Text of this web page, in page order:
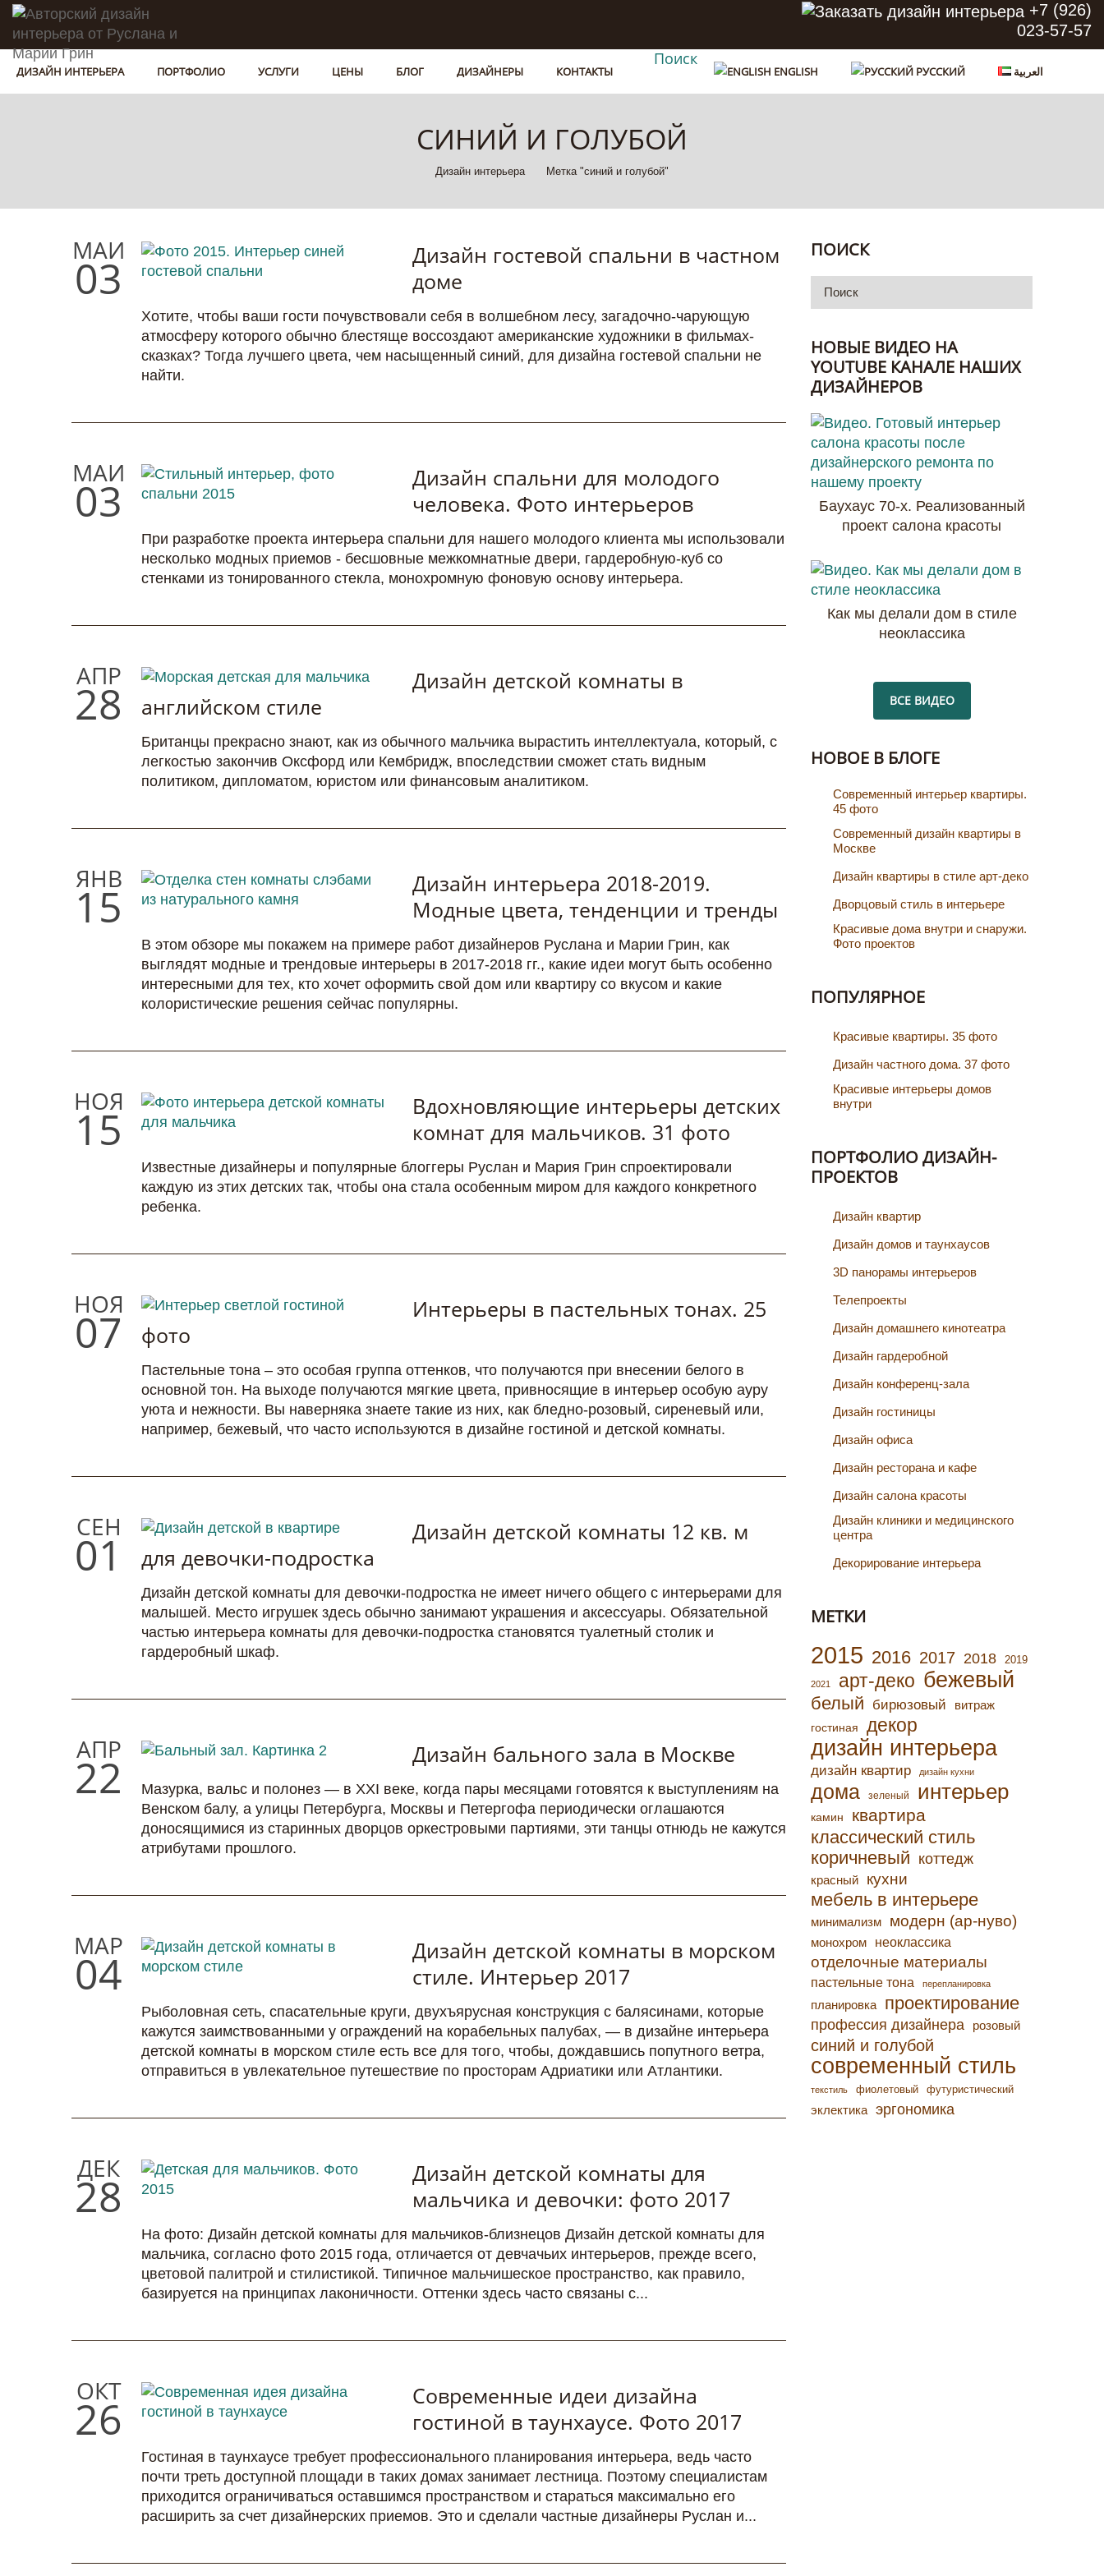
+7 (926)
023-57-57
ДИЗАЙН ИНТЕРЬЕРА ПОРТФОЛИО УСЛУГИ ЦЕНЫ БЛОГ ДИЗАЙНЕРЫ КОНТАКТЫ
Поиск
ENGLISH РУССКИЙ العربية
СИНИЙ И ГОЛУБОЙ
Дизайн интерьера Метка "синий и голубой"
МАЙ
03
Дизайн гостевой спальни в частном
доме
Хотите, чтобы ваши гости почувствовали себя в волшебном лесу, загадочно-чарующую
атмосферу которого обычно блестяще воссоздают американские художники в фильмах-
сказках? Тогда лучшего цвета, чем насыщенный синий, для дизайна гостевой спальни не
найти.
МАЙ
03
Дизайн спальни для молодого
человека. Фото интерьеров
При разработке проекта интерьера спальни для нашего молодого клиента мы использовали
несколько модных приемов - бесшовные межкомнатные двери, гардеробную-куб со
стенками из тонированного стекла, монохромную фоновую основу интерьера.
АПР
28
Дизайн детской комнаты в
английском стиле
Британцы прекрасно знают, как из обычного мальчика вырастить интеллектуала, который, с
легкостью закончив Оксфорд или Кембридж, впоследствии сможет стать видным
политиком, дипломатом, юристом или финансовым аналитиком.
ЯНВ
15
Дизайн интерьера 2018-2019.
Модные цвета, тенденции и тренды
В этом обзоре мы покажем на примере работ дизайнеров Руслана и Марии Грин, как
выглядят модные и трендовые интерьеры в 2017-2018 гг., какие идеи могут быть особенно
интересными для тех, кто хочет оформить свой дом или квартиру со вкусом и какие
колористические решения сейчас популярны.
НОЯ
15
Вдохновляющие интерьеры детских
комнат для мальчиков. 31 фото
Известные дизайнеры и популярные блоггеры Руслан и Мария Грин спроектировали
каждую из этих детских так, чтобы она стала особенным миром для каждого конкретного
ребенка.
НОЯ
07
Интерьеры в пастельных тонах. 25
фото
Пастельные тона – это особая группа оттенков, что получаются при внесении белого в
основной тон. На выходе получаются мягкие цвета, привносящие в интерьер особую ауру
уюта и нежности. Вы наверняка знаете такие из них, как бледно-розовый, сиреневый или,
например, бежевый, что часто используются в дизайне гостиной и детской комнаты.
СЕН
01
Дизайн детской комнаты 12 кв. м
для девочки-подростка
Дизайн детской комнаты для девочки-подростка не имеет ничего общего с интерьерами для
малышей. Место игрушек здесь обычно занимают украшения и аксессуары. Обязательной
частью интерьера комнаты для девочки-подростка становятся туалетный столик и
гардеробный шкаф.
АПР
22 Дизайн бального зала в Москве
Мазурка, вальс и полонез — в ХХI веке, когда пары месяцами готовятся к выступлениям на
Венском балу, а улицы Петербурга, Москвы и Петергофа периодически оглашаются
доносящимися из старинных дворцов оркестровыми партиями, эти танцы отнюдь не кажутся
атрибутами прошлого.
МАР
04
Дизайн детской комнаты в морском
стиле. Интерьер 2017
Рыболовная сеть, спасательные круги, двухъярусная конструкция с балясинами, которые
кажутся заимствованными у ограждений на корабельных палубах, — в дизайне интерьера
детской комнаты в морском стиле есть все для того, чтобы, дождавшись попутного ветра,
отправиться в увлекательное путешествие по просторам Адриатики или Атлантики.
ДЕК
28
Дизайн детской комнаты для
мальчика и девочки: фото 2017
На фото: Дизайн детской комнаты для мальчиков-близнецов Дизайн детской комнаты для
мальчика, согласно фото 2015 года, отличается от девчачьих интерьеров, прежде всего,
цветовой палитрой и стилистикой. Типичное мальчишеское пространство, как правило,
базируется на принципах лаконичности. Оттенки здесь часто связаны с...
ОКТ
26
Современные идеи дизайна
гостиной в таунхаусе. Фото 2017
Гостиная в таунхаусе требует профессионального планирования интерьера, ведь часто
почти треть доступной площади в таких домах занимает лестница. Поэтому специалистам
приходится ограничиваться оставшимся пространством и стараться максимально его
расширить за счет дизайнерских приемов. Это и сделали частные дизайнеры Руслан и...
ПОИСК
НОВЫЕ ВИДЕО НА
YOUTUBE КАНАЛЕ НАШИХ
ДИЗАЙНЕРОВ
Баухаус 70-х. Реализованный
проект салона красоты
Как мы делали дом в стиле
неоклассика
ВСЕ ВИДЕО
НОВОЕ В БЛОГЕ
Cовременный интерьер квартиры.
45 фото
Современный дизайн квартиры в
Москве
Дизайн квартиры в стиле арт-деко
Дворцовый стиль в интерьере
Красивые дома внутри и снаружи.
Фото проектов
ПОПУЛЯРНОЕ
Красивые квартиры. 35 фото
Дизайн частного дома. 37 фото
Красивые интерьеры домов
внутри
ПОРТФОЛИО ДИЗАЙН-
ПРОЕКТОВ
Дизайн квартир
Дизайн домов и таунхаусов
3D панорамы интерьеров
Телепроекты
Дизайн домашнего кинотеатра
Дизайн гардеробной
Дизайн конференц-зала
Дизайн гостиницы
Дизайн офиса
Дизайн ресторана и кафе
Дизайн салона красоты
Дизайн клиники и медицинского
центра
Декорирование интерьера
МЕТКИ
2015 2016 2017 2018 2019
2021 арт-деко бежевый
белый бирюзовый витраж
гостиная декор
дизайн интерьера
дизайн квартир дизайн кухни
дома зеленый интерьер
камин квартира
классический стиль
коричневый коттедж
красный кухни
мебель в интерьере
минимализм модерн (ар-нуво)
монохром неоклассика
отделочные материалы
пастельные тона перепланировка
планировка проектирование
профессия дизайнера розовый
синий и голубой
современный стиль
текстиль фиолетовый футуристический
эклектика эргономика